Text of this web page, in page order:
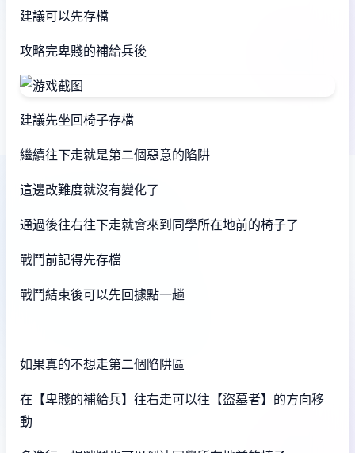
建議可以先存檔
攻略完卑賤的補給兵後
建議先坐回椅子存檔
繼續往下走就是第二個惡意的陷阱
這邊改難度就沒有變化了
通過後往右往下走就會來到同學所在地前的椅子了
戰鬥前記得先存檔
戰鬥結束後可以先回據點一趟
如果真的不想走第二個陷阱區
在【卑賤的補給兵】往右走可以往【盜墓者】的方向移
動